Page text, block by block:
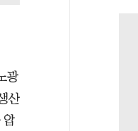
광
산
압